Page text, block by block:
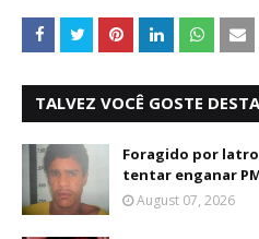
TALVEZ VOCÊ GOSTE
Foragido por
tentar enganar
August 07, 2026